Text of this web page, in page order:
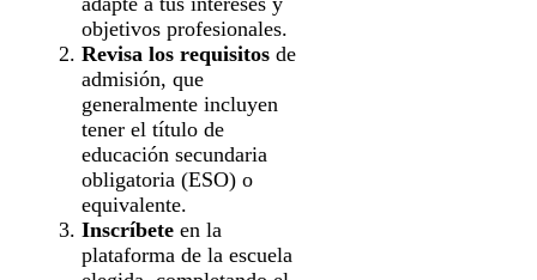
objetivos profesionales.
Revisa los requisitos de
admisión, que
generalmente incluyen
tener el título de
educación secundaria
obligatoria (ESO) o
equivalente.
Inscríbete en la
plataforma de la escuela